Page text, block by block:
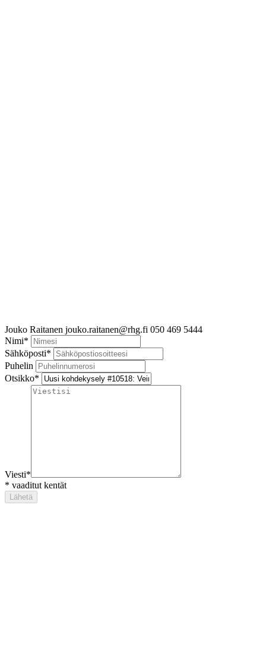
Jouko Raitanen jouko.raitanen@rhg.fi 050 469 5444
Nimi*
Sähköposti*
Puhelin
Otsikko*
Viesti*
* vaaditut kentät